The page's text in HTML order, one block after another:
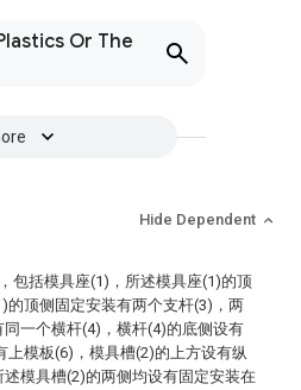
Or The
Hide Dependent
包括模具座(1)，所述模具座(1)的顶
的顶侧固定安装有两个支杆(3)，两
一个横杆(4)，横杆(4)的底侧设有
上模板(6)，模具槽(2)的上方设有纵
模具槽(2)的两侧均设有固定安装在